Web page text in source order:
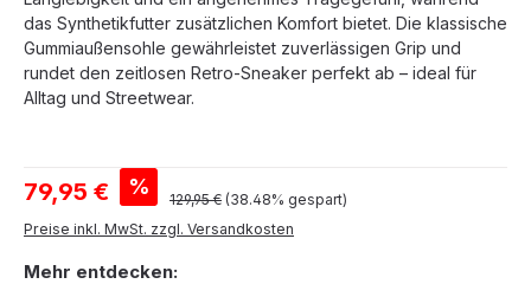
das Synthetikfutter zusätzlichen Komfort bietet. Die klassische
Gummiaußensohle gewährleistet zuverlässigen Grip und
rundet den zeitlosen Retro-Sneaker perfekt ab – ideal für
Alltag und Streetwear.
Verkaufspreis:
79,95 € % Regulärer Preis:
129,95 € (38.48% gespart)
Preise inkl. MwSt. zzgl. Versandkosten
Mehr entdecken: